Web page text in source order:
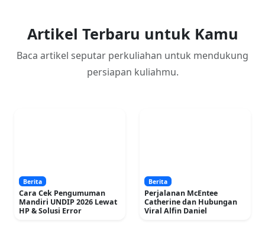
Artikel Terbaru untuk Kamu
Baca artikel seputar perkuliahan untuk mendukung
persiapan kuliahmu.
Berita
Cara Cek Pengumuman
Mandiri UNDIP 2026 Lewat
HP & Solusi Error
Berita
Perjalanan McEntee
Catherine dan Hubungan
Viral Alfin Daniel